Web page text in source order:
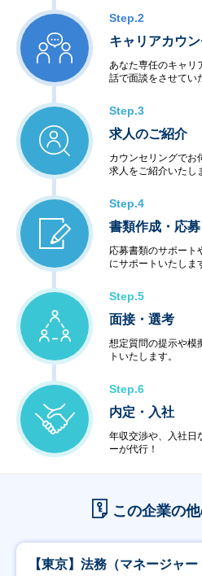
Step.2
キャリアカウ
あなた専任のキャリ
話で面談をさせてい
Step.3
求人のご紹介
カウンセリングでお
求人をご紹介いたし
Step.4
書類作成・応
応募書類のサポート
にサポートいたしま
Step.5
面接・選考
想定質問の提示や模
トいたします。
Step.6
内定・入社
年収交渉や、入社日
ーが代行！
この企業の
【東京】法務（マネージャ